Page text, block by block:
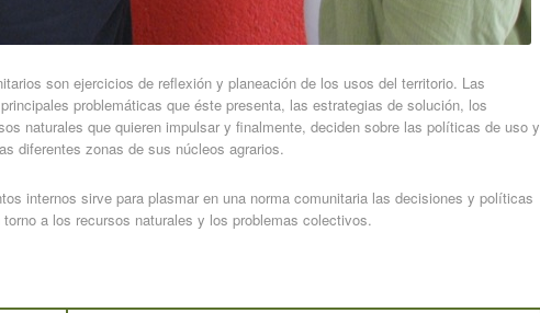
son ejercicios de reflexión y planeación de los usos del territorio. Las
problemáticas que éste presenta, las estrategias de solución, los
naturales que quieren impulsar y finalmente, deciden sobre las políticas de uso y
diferentes zonas de sus núcleos agrarios.
internos sirve para plasmar en una norma comunitaria las decisiones y políticas
a los recursos naturales y los problemas colectivos.